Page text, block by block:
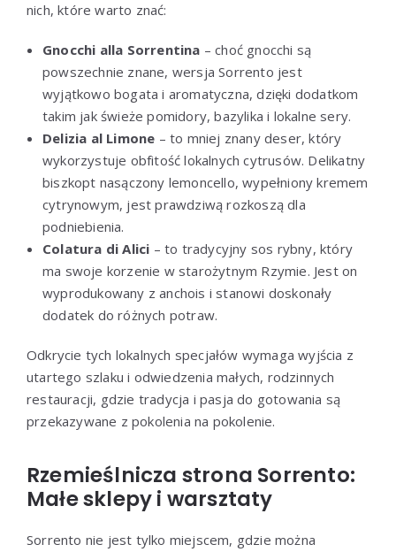
nich, które warto znać:
Gnocchi alla Sorrentina – choć gnocchi są
powszechnie znane, wersja Sorrento jest
wyjątkowo bogata i aromatyczna, dzięki dodatkom
takim jak świeże pomidory, bazylika i lokalne sery.
Delizia al Limone – to mniej znany deser, który
wykorzystuje obfitość lokalnych cytrusów. Delikatny
biszkopt nasączony lemoncello, wypełniony kremem
cytrynowym, jest prawdziwą rozkoszą dla
podniebienia.
Colatura di Alici – to tradycyjny sos rybny, który
ma swoje korzenie w starożytnym Rzymie. Jest on
wyprodukowany z anchois i stanowi doskonały
dodatek do różnych potraw.
Odkrycie tych lokalnych specjałów wymaga wyjścia z
utartego szlaku i odwiedzenia małych, rodzinnych
restauracji, gdzie tradycja i pasja do gotowania są
przekazywane z pokolenia na pokolenie.
Rzemieślnicza strona Sorrento:
Małe sklepy i warsztaty
Sorrento nie jest tylko miejscem, gdzie można